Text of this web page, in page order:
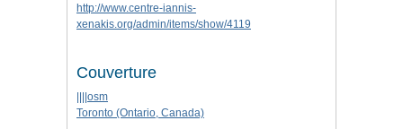
http://www.centre-iannis-
xenakis.org/admin/items/show/4119
Couverture
||||osm
Toronto (Ontario, Canada)